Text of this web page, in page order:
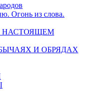
Огонь из слова.
НАСТОЯЩЕМ
И ОБРЯДАХ